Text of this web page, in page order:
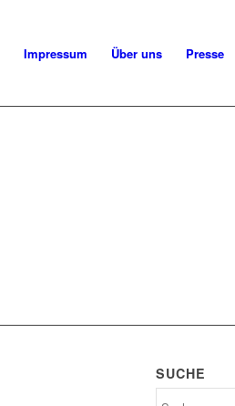
Impressum Über uns Presse
SUCHE